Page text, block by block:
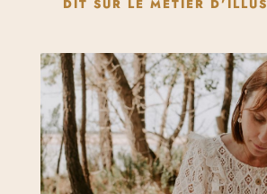
DIT SUR LE MÉTIER